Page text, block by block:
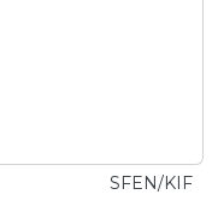
SFEN/KIF